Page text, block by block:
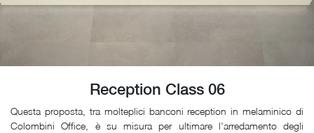
Reception Class 06
Questa proposta, tra molteplici banconi reception in melaminico di
Colombini Office, è su misura per ultimare l'arredamento degli